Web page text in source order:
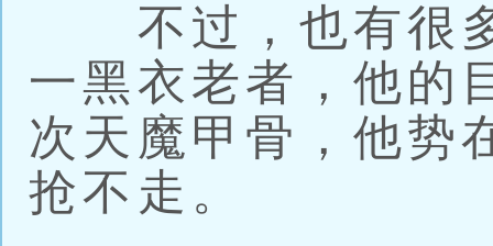
不过，也有很多
一黑衣老者，他的
次天魔甲骨，他势
抢不走。